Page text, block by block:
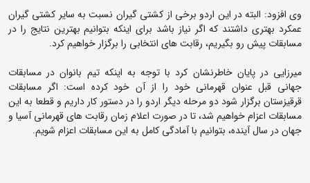
وی افزود: البته در این اردو برخی از کشتی گیران نسبت به سایر کشتی گیران
عمکرد بهتری داشتند که اگر نیاز باشد برای اینکه بتوانیم بهترین نتایج را در
مسابقات پیش رو بگیریم، رقابت های انتخابی را برگزار خواهیم کرد.
میرزایی در پایان خاطرنشان کرد با توجه به اینکه تیم بانوان در مسابقات
جهانی قبل عنوان قهرمانی خود را از آن خود کرده است: اگر مسابقات
قرقیزستان برگزار شود دو مرحله دیگر اردو را در دستور کار داریم و قطعا به این
مسابقات اعزام خواهیم شد، تا در صورت اعلام زمان رقابت های قهرمانی آسیا و
جهان در سال آینده، بتوانیم با آمادگی کامل به این مسابقات اعزام شویم.